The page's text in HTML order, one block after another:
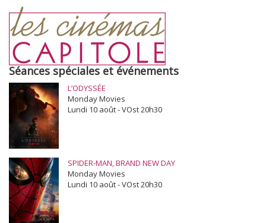
Séances spéciales et événements
L’ODYSSÉE
Monday Movies
Lundi 10 août - VOst 20h30
SPIDER-MAN, BRAND NEW DAY
Monday Movies
Lundi 10 août - VOst 20h30